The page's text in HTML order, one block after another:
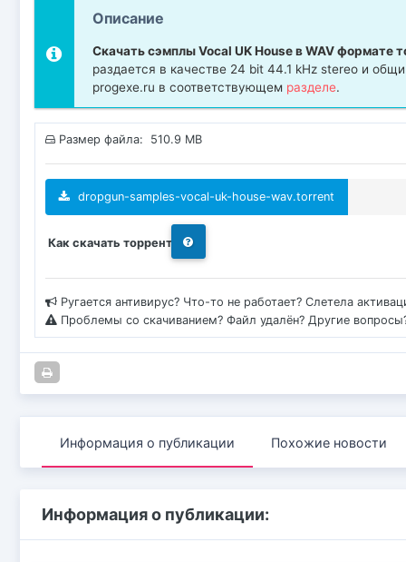
Описание
Скачать сэмплы Vocal UK House в WAV формате
раздается в качестве 24 bit 44.1 kHz stereo и
progexe.ru в соответствующем разделе.
Размер файла: 510.9 MB
dropgun-samples-vocal-uk-house-wav.torrent
Как скачать торрент
Ругается антивирус? Что-то не работает? Слетела
Проблемы со скачиванием? Файл удалён? Другие
Информация о публикации Похожие новости
Информация о публикации: